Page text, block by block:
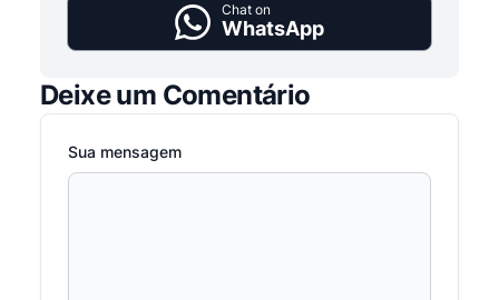
Chat on
WhatsApp
Deixe um Comentário
Sua mensagem